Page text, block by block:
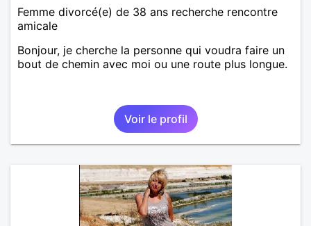
Femme divorcé(e) de 38 ans recherche rencontre
amicale
Bonjour, je cherche la personne qui voudra faire un
bout de chemin avec moi ou une route plus longue.
Voir le profil